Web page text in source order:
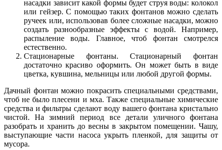
насадки зависит какой формы будет струя воды: колокол
или гейзер. С помощью таких фонтанов можно сделать
ручеек или, использовав более сложные насадки, можно
создать разнообразные эффекты с водой. Например,
распыление воды. Главное, чтоб фонтан смотрелся
естественно.
Стационарные фонтаны. Стационарный фонтан
достаточно красиво оформить. Он может быть в виде
цветка, кувшина, мельницы или любой другой формы.
Дачный фонтан можно покрасить специальными средствами,
чтоб не было плесени и мха. Также специальные химические
средства и фильтры сделают воду вашего фонтана кристально
чистой. На зимний период все детали уличного фонтана
разобрать и хранить до весны в закрытом помещении. Чашу,
выступающие части насоса укрыть пленкой, для защиты от
мусора.